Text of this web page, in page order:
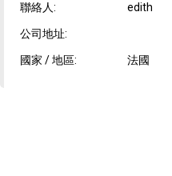
聯絡人: edith
公司地址:
國家 / 地區: 法國